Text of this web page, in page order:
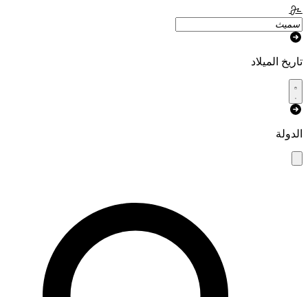
تاريخ الميلاد
الدولة